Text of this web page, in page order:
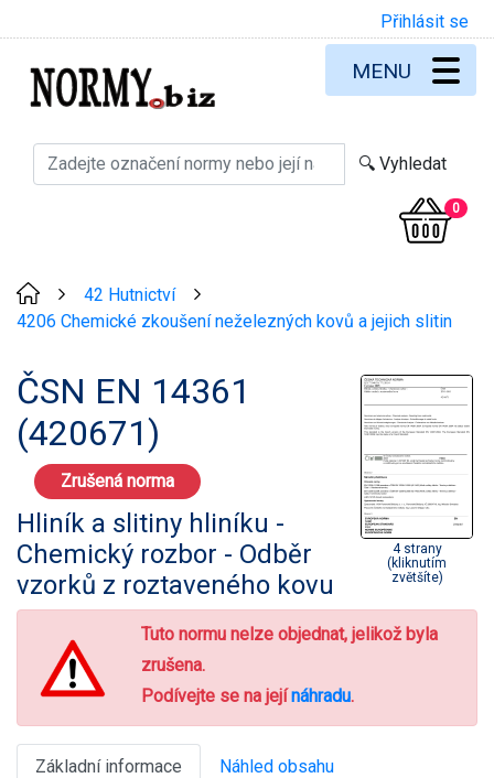
Přihlásit se
0
MENU
42 Hutnictví
4206 Chemické zkoušení neželezných kovů a jejich slitin
ČSN EN 14361
(420671)
Zrušená norma
Hliník a slitiny hliníku -
Chemický rozbor - Odběr
vzorků z roztaveného kovu
4 strany
(kliknutím
zvětšíte)
Tuto normu nelze objednat, jelikož byla
zrušena.
Podívejte se na jejínáhradu.
Základní informace Náhled obsahu